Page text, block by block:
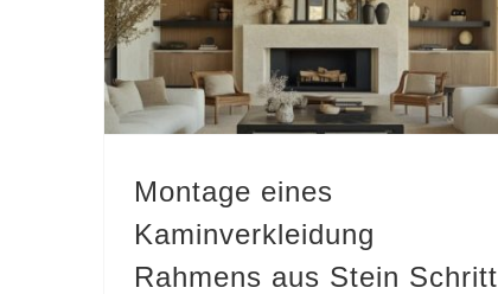
Montage eines
Kaminverkleidung
Rahmens aus Stein Schritt